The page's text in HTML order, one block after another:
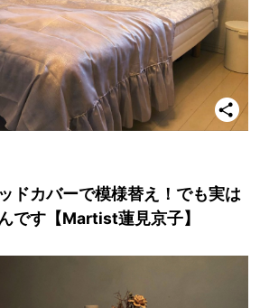
ドカバーで模様替え！でも実は
です【Martist蓮見京子】